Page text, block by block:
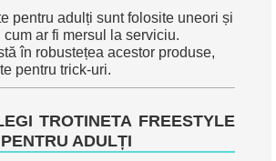
pentru adulți sunt folosite uneori și
cum ar fi mersul la serviciu.
în robustețea acestor produse,
pentru trick-uri.
TROTINETA FREESTYLE
ADULȚI